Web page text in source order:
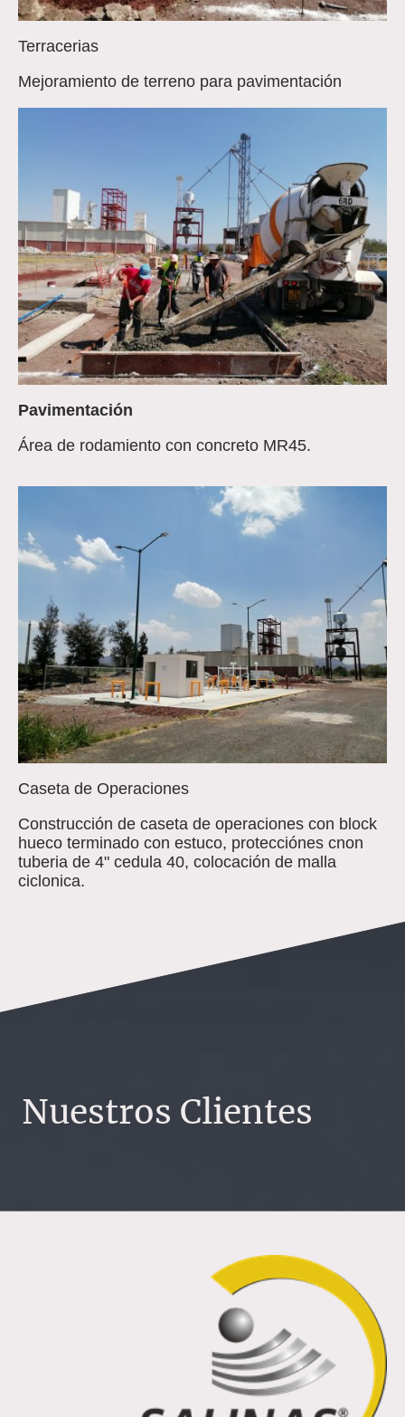
Terracerias
Mejoramiento de terreno para pavimentación
Pavimentación
Área de rodamiento con concreto MR45.
Caseta de Operaciones
Construcción de caseta de operaciones con block
hueco terminado con estuco, protecciónes cnon
tuberia de 4" cedula 40, colocación de malla
ciclonica.
Nuestros Clientes